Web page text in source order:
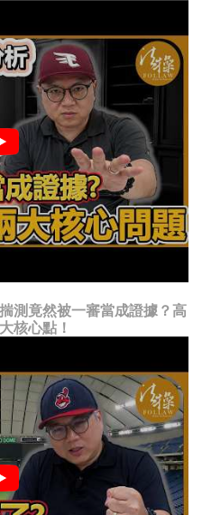
測竟然被一審當成證據？高
核心點！